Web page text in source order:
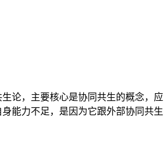
论，主要核心是协同共生的概念，应
能力不足，是因为它跟外部协同共生